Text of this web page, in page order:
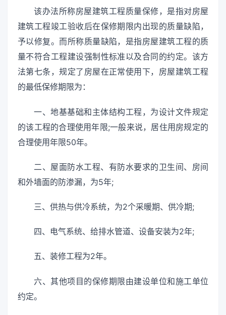
该办法所称房屋建筑工程质量保修，是指对房屋
建筑工程竣工验收后在保修期限内出现的质量缺陷，
予以修复。而所称质量缺陷，是指房屋建筑工程的质
量不符合工程建设强制性标准以及合同的约定。该方
法第七条，规定了房屋在正常使用下，房屋建筑工程
的最低保修期限为：
一、地基基础和主体结构工程，为设计文件规定
的该工程的合理使用年限;一般来说，居住用房规定的
合理使用年限50年。
二、屋面防水工程、有防水要求的卫生间、房间
和外墙面的防渗漏，为5年;
三、供热与供冷系统，为2个采暖期、供冷期;
四、电气系统、给排水管道、设备安装为2年;
五、装修工程为2年。
六、其他项目的保修期限由建设单位和施工单位
约定。